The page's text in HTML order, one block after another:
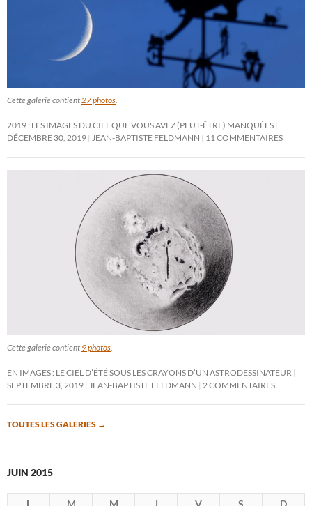
Cette galerie contient27 photos.
2019 : LES IMAGES DU CIEL QUE VOUS AVEZ (PEUT-ÊTRE) MANQUÉES
DÉCEMBRE 30, 2019 JEAN-BAPTISTE FELDMANN 11 COMMENTAIRES
Cette galerie contient 9 photos.
EN IMAGES : LE CIEL D’ÉTÉ SOUS LES CRAYONS D’UN ASTRODESSINATEUR
SEPTEMBRE 3, 2019 JEAN-BAPTISTE FELDMANN 2 COMMENTAIRES
TOUTES LES GALERIES →
JUIN 2015